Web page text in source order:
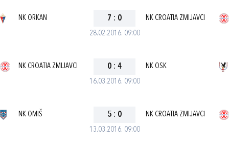
28.02.2016. 09:00
NK ORKAN 7 : 0 NK CROATIA ZMIJAVCI
16.03.2016. 09:00
NK CROATIA ZMIJAVCI 0 : 4 NK OSK
13.03.2016. 09:00
NK OMIŠ 5 : 0 NK CROATIA ZMIJAVCI